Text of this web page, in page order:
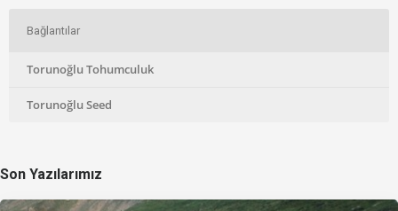
Bağlantılar
Torunoğlu Tohumculuk
Torunoğlu Seed
Son Yazılarımız